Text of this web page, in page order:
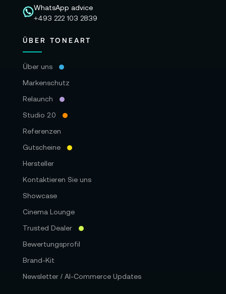
WhatsApp advice
+493 222 103 2839
ÜBER TONEART
Über uns
Markenschutz
Relaunch
Studio 2.0
Referenzen
Gutscheine
Hersteller
Kontaktieren Sie uns
Showcase
Cinema Lounge
Trusted Dealer
Bewertungsprofil
Brand-Kit
Newsletter / AI-Commerce Updates